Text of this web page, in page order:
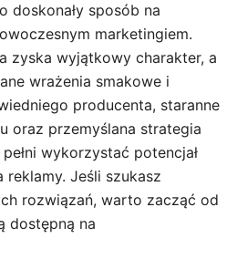
doskonały sposób na
marketingiem.
zyska wyjątkowy charakter, a
wrażenia smakowe i
producenta, staranne
oraz przemyślana strategia
wykorzystać potencjał
reklamy. Jeśli szukasz
rozwiązań, warto zacząć od
dostępną na